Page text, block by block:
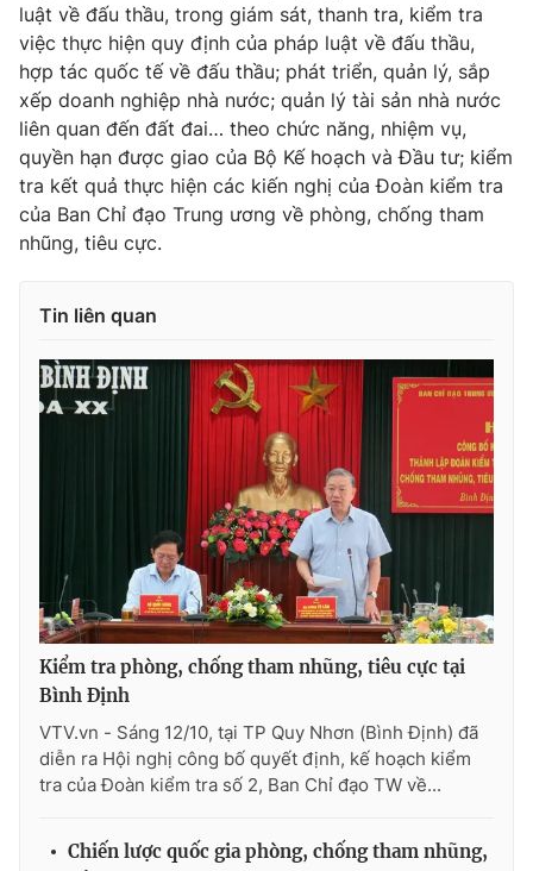
Liên hệ tòa soạn English
THỜI BÁO VTV
Cơ quan chủ quản:
Cơ quan báo chí:
Thời báo VTV
Giấy phép hoạt động báo in và báo điện tử số 483/GP-BTTTT
Vũ Thanh Thủy
Nguyễn Thị Mỹ Hạnh, Phạm Quốc Thắng,
024.38 355 931 - 024.38 355 932
Ðiện thoại Thời báo VTV:
024.66 897 897
Email:toasoan@vtv.vn
Liên hệ quảng cáo:024-7300.7108
luật về đấu thầu, trong giám sát, thanh tra, kiểm tra
việc thực hiện quy định của pháp luật về đấu thầu,
hợp tác quốc tế về đấu thầu; phát triển, quản lý, sắp
xếp doanh nghiệp nhà nước; quản lý tài sản nhà nước
liên quan đến đất đai… theo chức năng, nhiệm vụ,
quyền hạn được giao của Bộ Kế hoạch và Đầu tư; kiểm
tra kết quả thực hiện các kiến nghị của Đoàn kiểm tra
của Ban Chỉ đạo Trung ương về phòng, chống tham
nhũng, tiêu cực.
Tin liên quan
Kiểm tra phòng, chống tham nhũng, tiêu cực tại
Bình Định
VTV.vn - Sáng 12/10, tại TP Quy Nhơn (Bình Định) đã
diễn ra Hội nghị công bố quyết định, kế hoạch kiểm
tra của Đoàn kiểm tra số 2, Ban Chỉ đạo TW về...
Chiến lược quốc gia phòng, chống tham nhũng,